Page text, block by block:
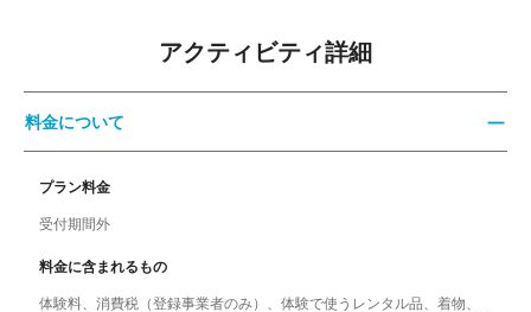
アクティビティ詳細
料金について
プラン料金
受付期間外
料金に含まれるもの
体験料、消費税（登録事業者のみ）、体験で使うレンタル品、着物、